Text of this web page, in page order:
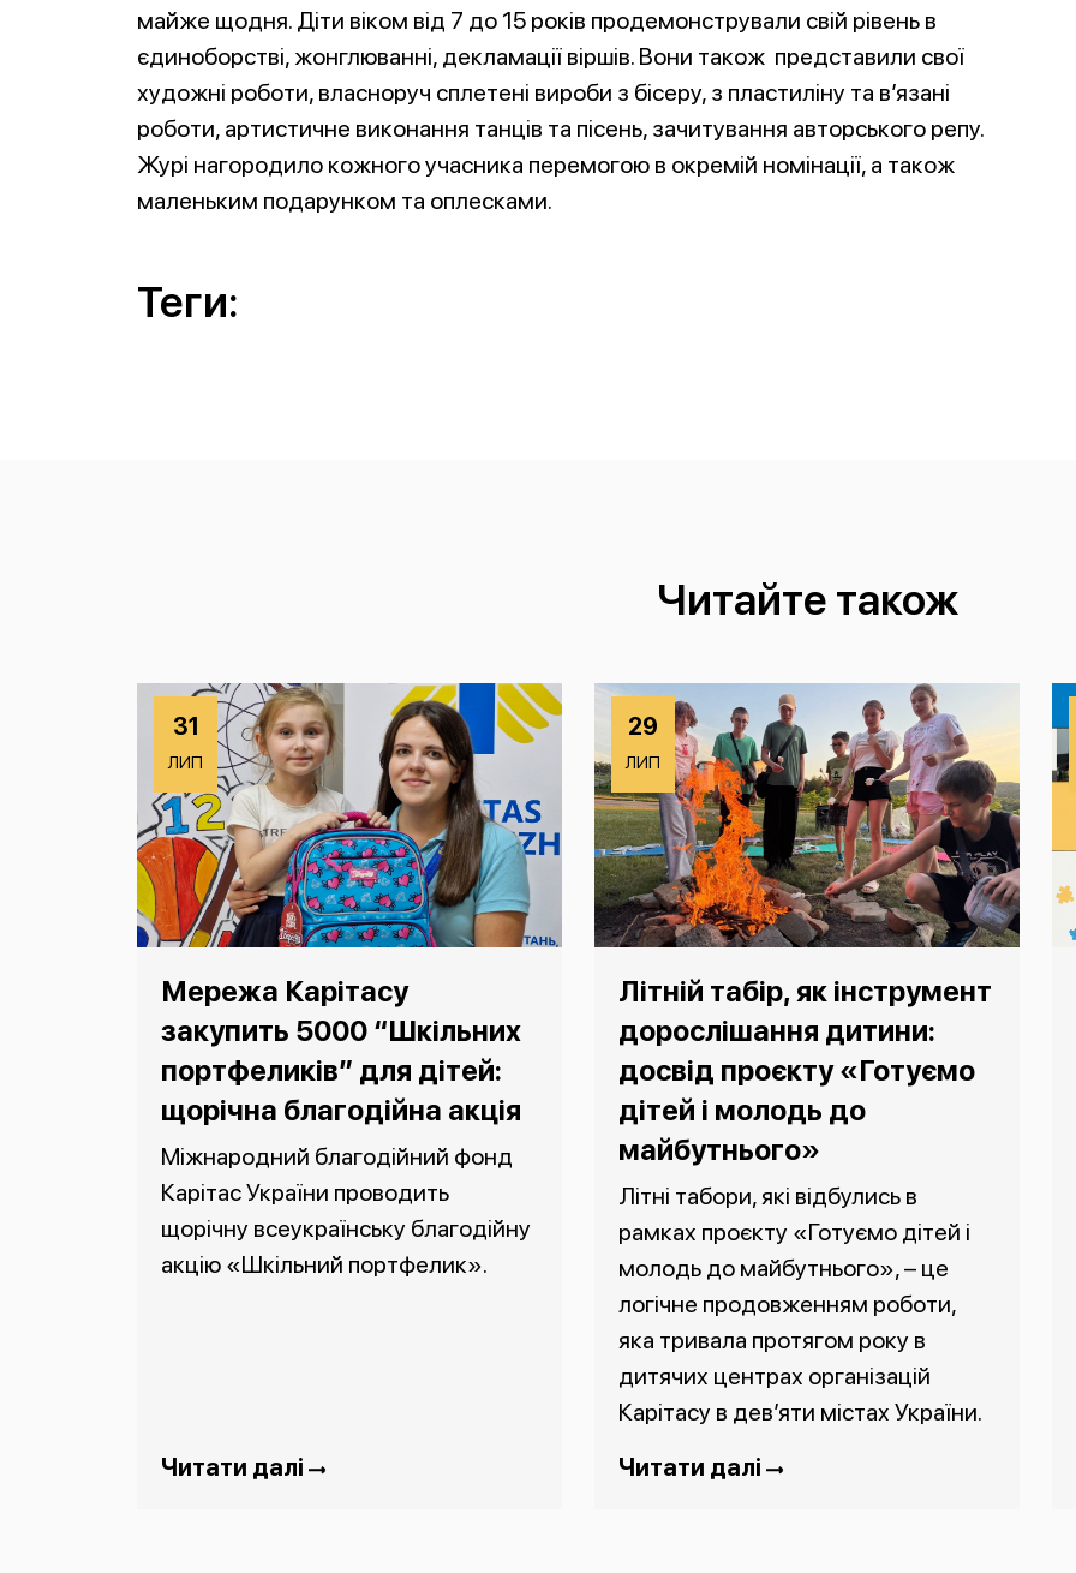
майже щодня. Діти віком від 7 до 15 років продемонстрували свій рівень в
єдиноборстві, жонглюванні, декламації віршів. Вони також представили свої
художні роботи, власноруч сплетені вироби з бісеру, з пластиліну та в’язані
роботи, артистичне виконання танців та пісень, зачитування авторського репу.
Журі нагородило кожного учасника перемогою в окремій номінації, а також
маленьким подарунком та оплесками.
Теги:
Читайте також
31
ЛИП
Мережа Карітасу
закупить 5000 “Шкільних
портфеликів” для дітей:
щорічна благодійна акція
Міжнародний благодійний фонд
Карітас України проводить
щорічну всеукраїнську благодійну
акцію «Шкільний портфелик».
Читати далі
29
ЛИП
Літній табір, як інструмент
дорослішання дитини:
досвід проєкту «Готуємо
дітей і молодь до
майбутнього»
Літні табори, які відбулись в
рамках проєкту «Готуємо дітей і
молодь до майбутнього», – це
логічне продовженням роботи,
яка тривала протягом року в
дитячих центрах організацій
Карітасу в дев’яти містах України.
Читати далі